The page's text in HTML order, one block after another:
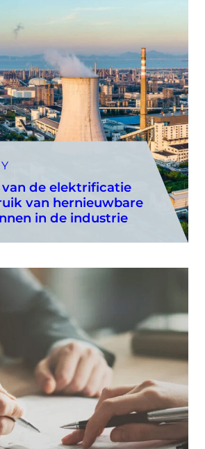
van de elektrificatie
van hernieuwbare
in de industrie